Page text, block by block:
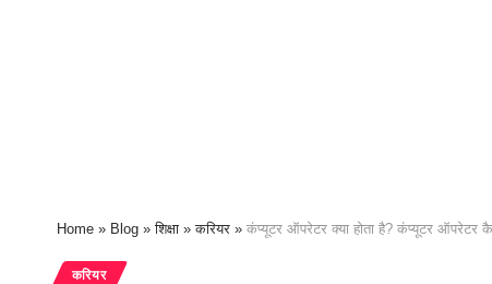
Home » Blog »शिक्षा »करियर » कंप्यूटर ऑपरेटर क्या होता है? कंप्यूटर ऑपरेटर
करियर